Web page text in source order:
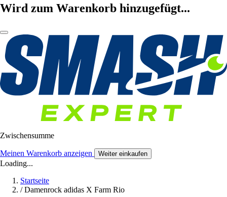
Wird zum Warenkorb hinzugefügt...
Zwischensumme
Meinen Warenkorb anzeigen Weiter einkaufen
Loading...
Startseite
/ Damenrock adidas X Farm Rio